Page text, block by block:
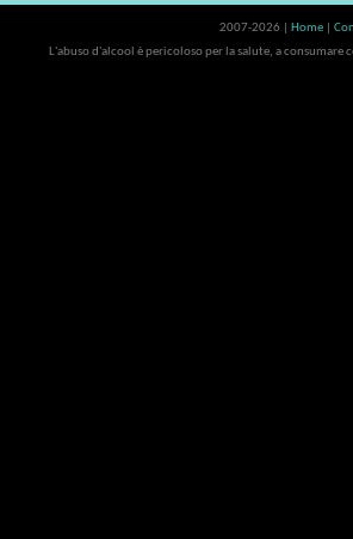
2007-2026 | Home
L'abuso d'alcool è pericoloso per la salute, a